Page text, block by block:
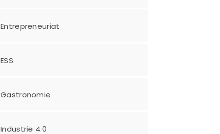
Entrepreneuriat
ESS
Gastronomie
Industrie 4.0